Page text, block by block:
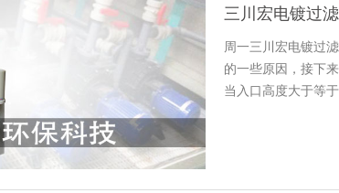
三川宏电镀过
周一三川宏电镀过
的一些原因，接下
当入口高度大于等